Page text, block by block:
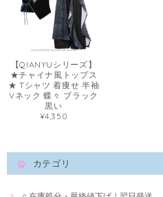
【QIANYUシリーズ】
★チャイナ風トップス
★ Tシャツ 着痩せ 半袖
Vネック 蝶々 ブラック
黒い
¥4,350
カテゴリ